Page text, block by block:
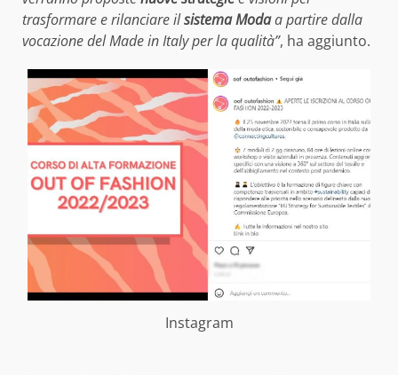
trasformare e rilanciare ilsistema Modaa partire dalla
vocazione del Made in Italy per la qualità”, ha aggiunto.
Instagram